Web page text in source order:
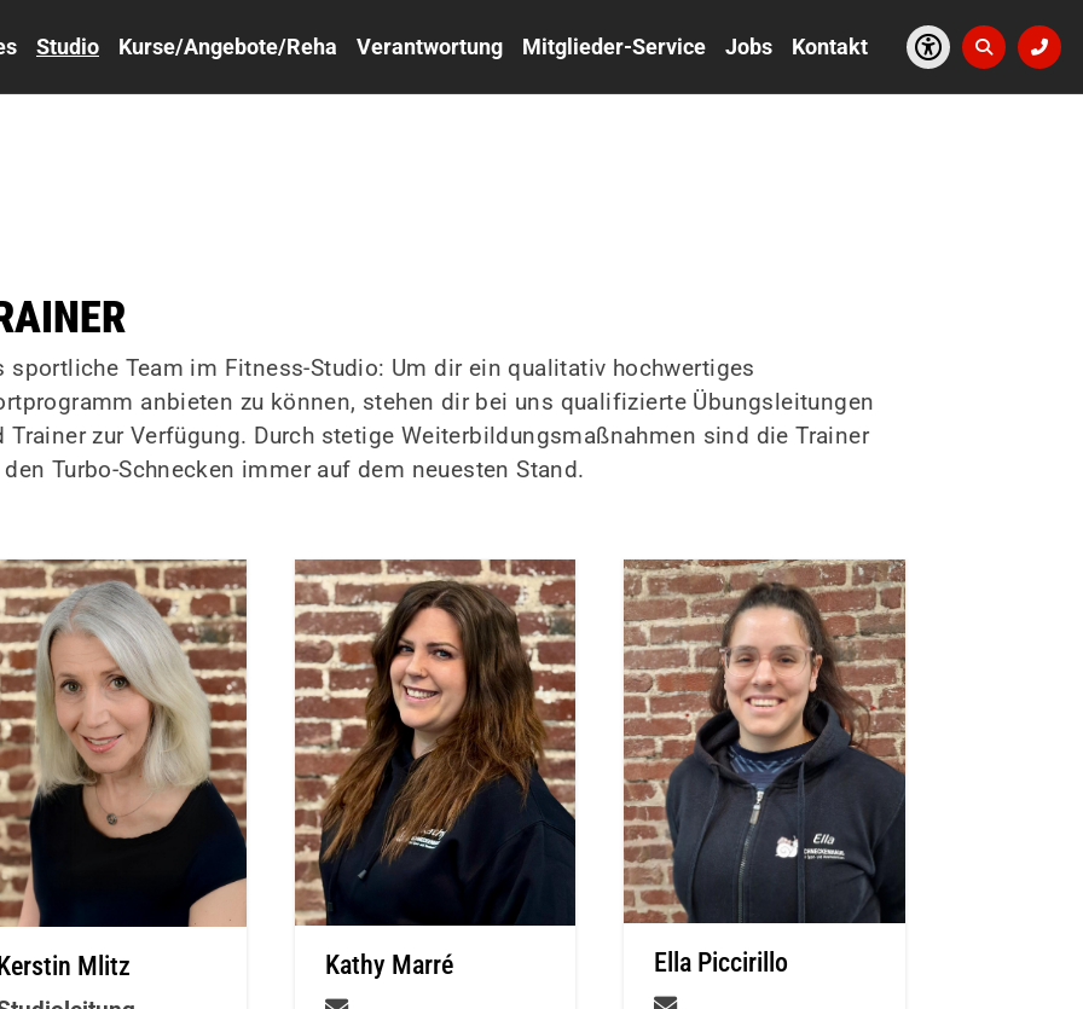
Studio Kurse/Angebote/Reha Verantwortung Mitglieder-Service Jobs Kontakt
sportliche Team im Fitness-Studio: Um dir ein qualitativ hochwertiges
anbieten zu können, stehen dir bei uns qualifizierte Übungsleitungen
Trainer zur Verfügung. Durch stetige Weiterbildungsmaßnahmen sind die Trainer
Turbo-Schnecken immer auf dem neuesten Stand.
Mlitz Kathy Marré Ella Piccirillo
Mitglieder-Service
Alles zur Mitgliedschaft
Downloads
Fragen & Antworten
Geschäftsstelle
Turbo-Schnecken Lüdenscheid e.V.
Bräuckenstraße 95
58511 Lüdenscheid
02351 9744480
buero@turbo-schnecken.com